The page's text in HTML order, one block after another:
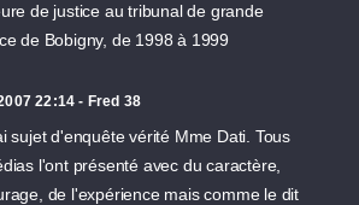
de justice au tribunal de grande
de Bobigny, de 1998 à 1999
22:14 - Fred 38
sujet d'enquête vérité Mme Dati. Tous
l'ont présenté avec du caractère,
de l'expérience mais comme le dit